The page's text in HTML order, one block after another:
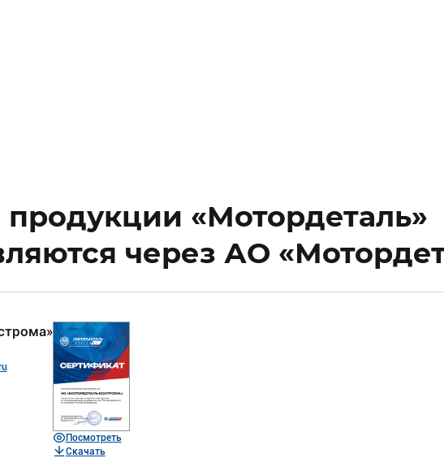
«Мотордеталь»
через АО
Посмотреть
Скачать